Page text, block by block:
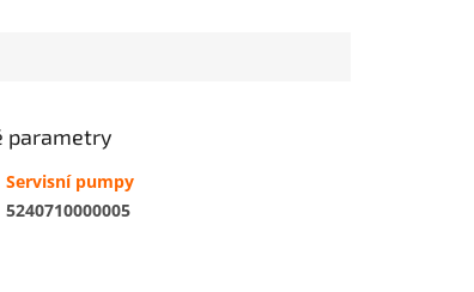
parametry
Servisní pumpy
5240710000005